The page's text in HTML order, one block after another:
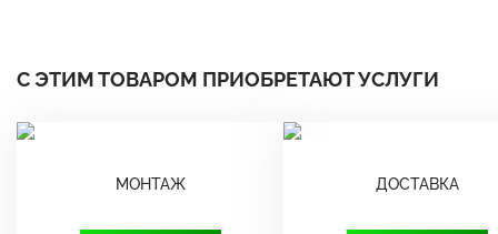
С ЭТИМ ТОВАРОМ ПРИОБРЕТАЮТ УСЛУГИ
МОНТАЖ ДОСТАВКА